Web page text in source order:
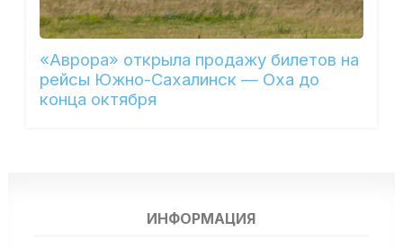
«Аврора» открыла продажу билетов на
рейсы Южно-Сахалинск — Оха до
конца октября
ИНФОРМАЦИЯ